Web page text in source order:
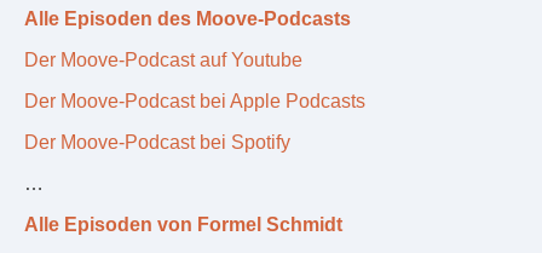
Alle Episoden des Moove-Podcasts
Der Moove-Podcast auf Youtube
Der Moove-Podcast bei Apple Podcasts
Der Moove-Podcast bei Spotify
…
Alle Episoden von Formel Schmidt